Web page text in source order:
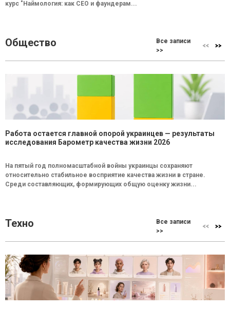
курс "Наймология: как СEO и фаундерам...
Общество
Все записи
>>
Работа остается главной опорой украинцев — результаты
исследования Барометр качества жизни 2026
На пятый год полномасштабной войны украинцы сохраняют
относительно стабильное восприятие качества жизни в стране.
Среди составляющих, формирующих общую оценку жизни...
Техно
Все записи
>>